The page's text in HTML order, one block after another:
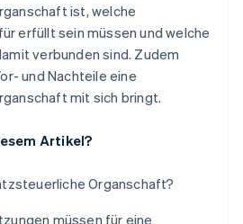
ist, welche
erfüllt sein müssen und welche
verbunden sind. Zudem
und Nachteile eine
mit sich bringt.
Artikel?
Organschaft?
müssen für eine